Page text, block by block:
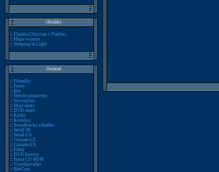
Obrázky
:: Claudia Christian v Playboy
:: Mapa vesmíru
:: Sleeping In Light
Ostatné
:: Filmečky
:: Fonty
:: Hry
:: Šetriče obrazovky
:: Slovenčina
:: Moje skiny
:: DVD obaly
:: Knihy
:: Komiksy
:: Soundtracky a hudba
:: Seriál SK
:: Seriál EN
:: Crusade CZ
:: Crusade EN
:: Filmy
:: DVD bonusy
:: Sierra CD-ROM
:: Vystrihovačky
:: BabCom